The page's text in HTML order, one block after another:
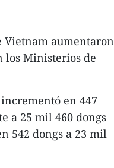
Vietnam aumentaron
los Ministerios de
en 447
a 25 mil 460 dongs
542 dongs a 23 mil